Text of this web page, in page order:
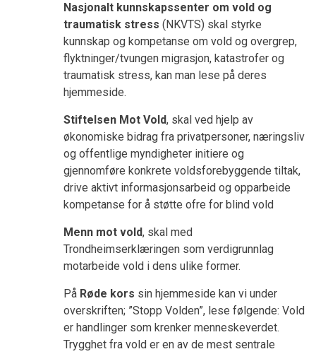
Nasjonalt kunnskapssenter om vold og
traumatisk stress (NKVTS) skal styrke
kunnskap og kompetanse om vold og overgrep,
flyktninger/tvungen migrasjon, katastrofer og
traumatisk stress, kan man lese på deres
hjemmeside.
Stiftelsen Mot Vold, skal ved hjelp av
økonomiske bidrag fra privatpersoner, næringsliv
og offentlige myndigheter initiere og
gjennomføre konkrete voldsforebyggende tiltak,
drive aktivt informasjonsarbeid og opparbeide
kompetanse for å støtte ofre for blind vold
Menn mot vold, skal med
Trondheimserklæringen som verdigrunnlag
motarbeide vold i dens ulike former.
På Røde kors sin hjemmeside kan vi under
overskriften; ”Stopp Volden”, lese følgende: Vold
er handlinger som krenker menneskeverdet.
Trygghet fra vold er en av de mest sentrale